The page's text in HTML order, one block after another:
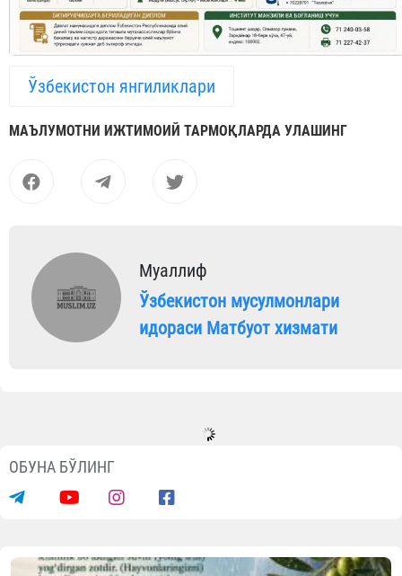
Ўзбекистон янгиликлари
МАЪЛУМОТНИ ИЖТИМОИЙ ТАРМОҚЛАРДА УЛАШИНГ
Муаллиф
Ўзбекистон мусулмонлари
идораси Матбуот хизмати
ОБУНА БЎЛИНГ